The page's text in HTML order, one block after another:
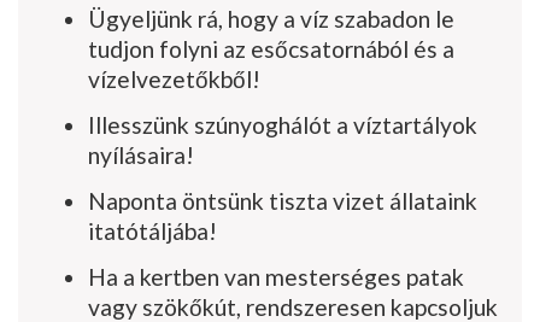
Ügyeljünk rá, hogy a víz szabadon le
tudjon folyni az esőcsatornából és a
vízelvezetőkből!
Illesszünk szúnyoghálót a víztartályok
nyílásaira!
Naponta öntsünk tiszta vizet állataink
itatótáljába!
Ha a kertben van mesterséges patak
vagy szökőkút, rendszeresen kapcsoljuk